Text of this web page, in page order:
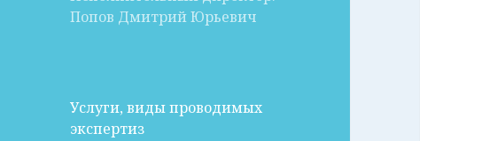
Попов Дмитрий Юрьевич
Услуги, виды проводимых
экспертиз